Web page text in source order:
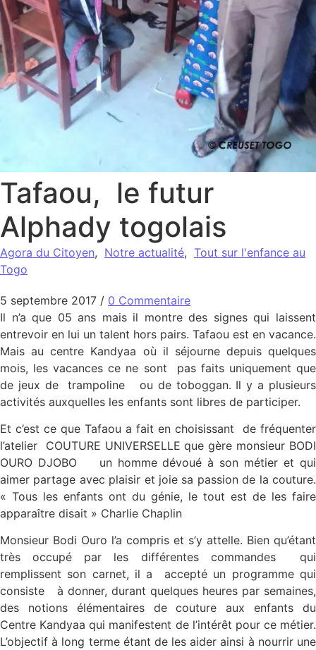
Tafaou, le futur
Alphady togolais
Agora du Citoyen, Notre actualité, Tout sur l'enfance au
Togo
5 septembre 2017 / 0 Commentaire
Il n’a que 05 ans mais il montre des signes qui laissent
entrevoir en lui un talent hors pairs. Tafaou est en vacance.
Mais au centre Kandyaa où il séjourne depuis quelques
mois, les vacances ce ne sont pas faits uniquement que
de jeux de trampoline ou de toboggan. Il y a plusieurs
activités auxquelles les enfants sont libres de participer.
Et c’est ce que Tafaou a fait en choisissant de fréquenter
l’atelier COUTURE UNIVERSELLE que gère monsieur BODI
OURO DJOBO un homme dévoué à son métier et qui
aimer partage avec plaisir et joie sa passion de la couture.
« Tous les enfants ont du génie, le tout est de les faire
apparaître disait » Charlie Chaplin
Monsieur Bodi Ouro l’a compris et s’y attelle. Bien qu’étant
très occupé par les différentes commandes qui
remplissent son carnet, il a accepté un programme qui
consiste à donner, durant quelques heures par semaines,
des notions élémentaires de couture aux enfants du
Centre Kandyaa qui manifestent de l’intérêt pour ce métier.
L’objectif à long terme étant de les aider ainsi à nourrir une